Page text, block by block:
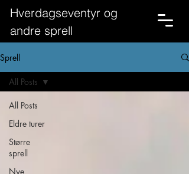
Hverdagseventyr og
andre sprell
Sprell
All Posts
Eldre turer
Større
sprell
Nye
All Posts